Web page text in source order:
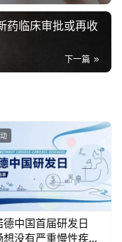
临床审批或再收
下一篇
德中国首届研发日
没有严重慢性疾病